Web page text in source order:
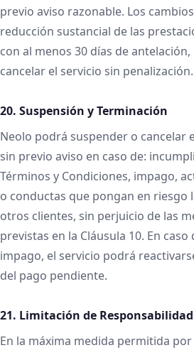
previo aviso razonable. Los
reducción sustancial de las
con al menos 30 días de
cancelar el servicio sin penalización.
20. Suspensión y Terminación
Neolo podrá suspender o cancelar
sin previo aviso en caso de:
Términos y Condiciones, impago,
o conductas que pongan en riesgo
otros clientes, sin perjuicio de las
previstas en la Cláusula 10. En
impago, el servicio podrá
del pago pendiente.
21. Limitación de Responsabilidad
En la máxima medida permitida